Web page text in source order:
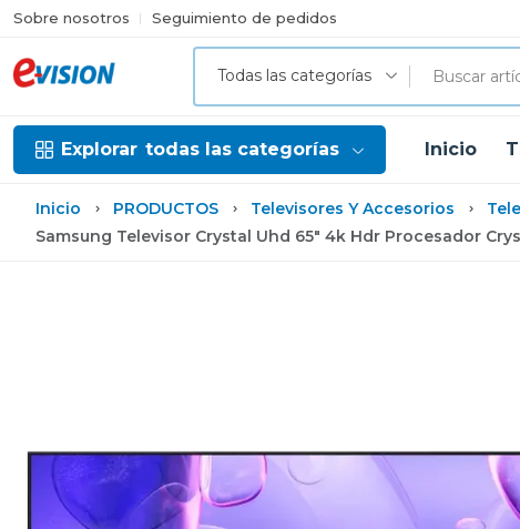
Sobre nosotros Seguimiento de pedidos
Todas las categorías
Explorar todas las categorías Inicio
Inicio PRODUCTOS Televisores Y Accesorios
Samsung Televisor Crystal Uhd 65" 4k Hdr Procesador